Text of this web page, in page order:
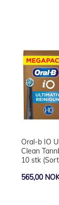
Oral-b IO
Clean
10 stk
565,00